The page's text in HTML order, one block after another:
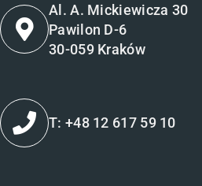
Al. A. Mickiewicza 30
Pawilon D-6
30-059 Kraków
T: +48 12 617 59 10